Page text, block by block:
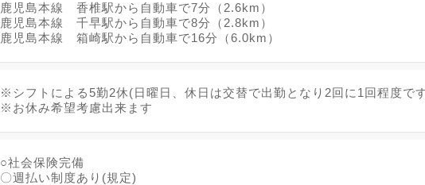
鹿児島本線 香椎駅から自動車で7分（2.6km）
鹿児島本線 千早駅から自動車で8分（2.8km）
鹿児島本線 箱崎駅から自動車で16分（6.0km）
※シフトによる5勤2休(日曜日、休日は交替で出勤となり2回に1回程度で
※お休み希望考慮出来ます
○社会保険完備
〇週払い制度あり(規定)